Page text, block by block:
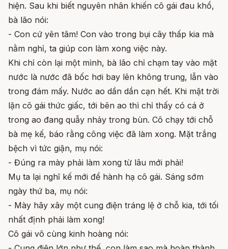
hiện. Sau khi biết nguyên nhân khiến cô gái đau khổ,
bà lão nói:
- Con cứ yên tâm! Con vào trong bụi cây thấp kia mà
nằm nghỉ, ta giúp con làm xong việc này.
Khi chỉ còn lại một mình, bà lão chỉ chạm tay vào mặt
nước là nước đã bốc hơi bay lên không trung, lẫn vào
trong đám mấy. Nước ao dần dần cạn hết. Khi mặt trời
lặn cô gái thức giấc, tới bên ao thì chỉ thấy có cá ở
trong ao đang quẫy nhảy trong bùn. Cô chạy tới chỗ
bà mẹ kế, báo rằng công việc đã làm xong. Mặt trắng
bệch vì tức giận, mụ nói:
- Đúng ra mày phải làm xong từ lâu mới phải!
Mụ ta lại nghĩ kế mới để hành hạ cô gái. Sáng sớm
ngày thứ ba, mụ nói:
- Mày hãy xây một cung điện tráng lệ ở chỗ kia, tới tối
nhất định phải làm xong!
Cô gái vô cùng kinh hoàng nói: